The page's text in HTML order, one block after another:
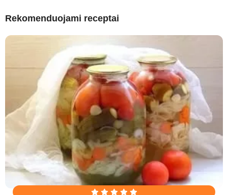
Rekomenduojami receptai